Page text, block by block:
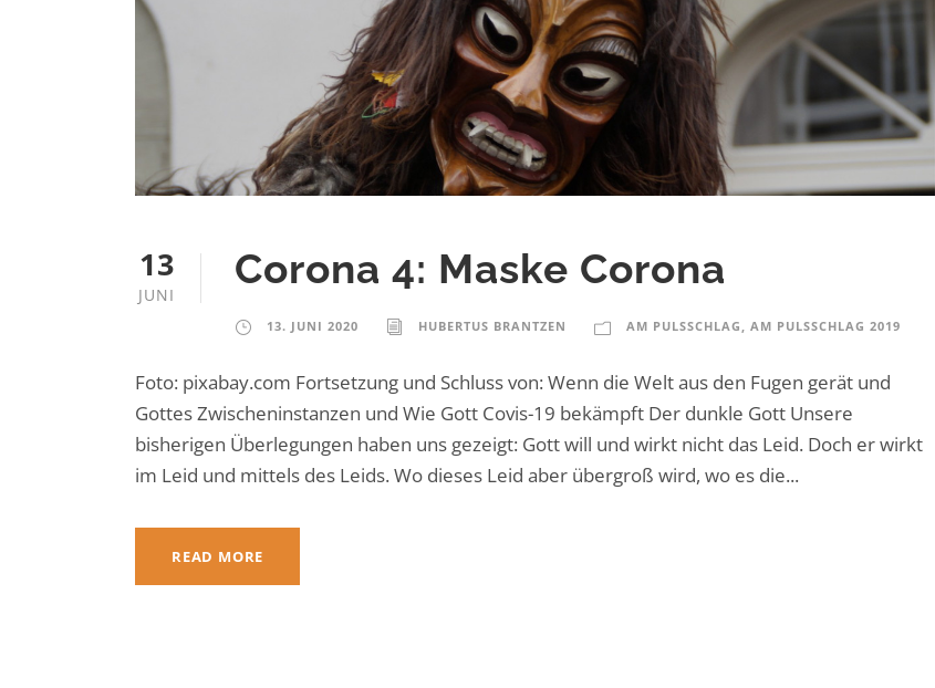
13
JUNI
Corona 4: Maske Corona
13. JUNI 2020 HUBERTUS BRANTZEN AM PULSSCHLAG AM PULSSCHLAG 2019
Foto: pixabay.com Fortsetzung und Schluss von: Wenn die Welt aus den Fugen gerät und
Gottes Zwischeninstanzen und Wie Gott Covis-19 bekämpft Der dunkle Gott Unsere
bisherigen Überlegungen haben uns gezeigt: Gott will und wirkt nicht das Leid. Doch er wirkt
im Leid und mittels des Leids. Wo dieses Leid aber übergroß wird, wo es die...
READ MORE